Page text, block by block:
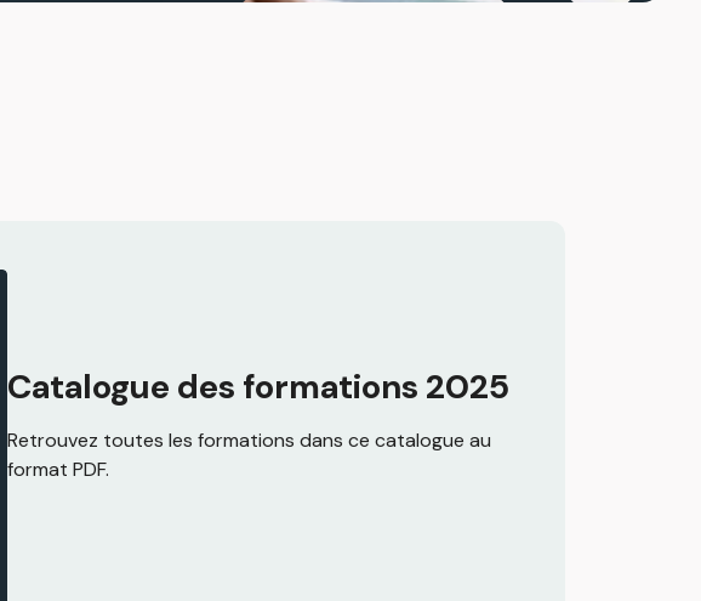
Catalogue des formations 2025
Retrouvez toutes les formations dans ce catalogue au
format PDF.